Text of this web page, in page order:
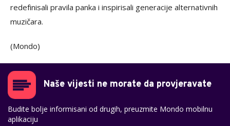
redefinisali pravila panka i inspirisali generacije alternativnih
muzičara.
(Mondo)
Naše vijesti ne morate da provjeravate
Budite bolje informisani od drugih, preuzmite Mondo mobilnu
aplikaciju